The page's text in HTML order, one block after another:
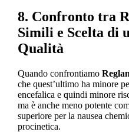
8. Confronto tra
Simili e Scelta di
Qualità
Quando confrontiamo Reglan
che quest’ultimo ha minore
encefalica e quindi minore
ma è anche meno potente
superiore per la nausea
procinetica.